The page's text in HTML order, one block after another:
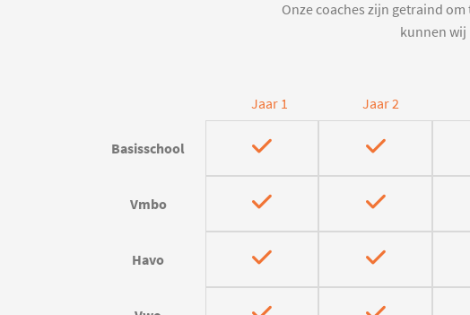
Onze coaches zijn getraind
kunnen
Jaar 1 Jaar 2
Basisschool
Vmbo
Havo